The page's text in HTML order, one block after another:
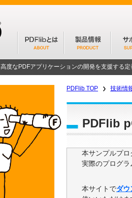
高度なPDFアプリケーションの開発を支援する
PDFlib TOP 技術情
PDFlib
本サンプルプ
実際のプログ
本サイトでダウ